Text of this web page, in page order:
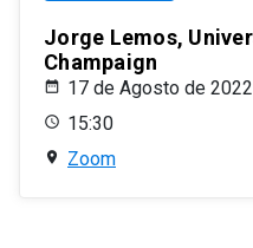
Jorge Lemos,
Champaign
17 de Agosto de 2022
15:30
Zoom